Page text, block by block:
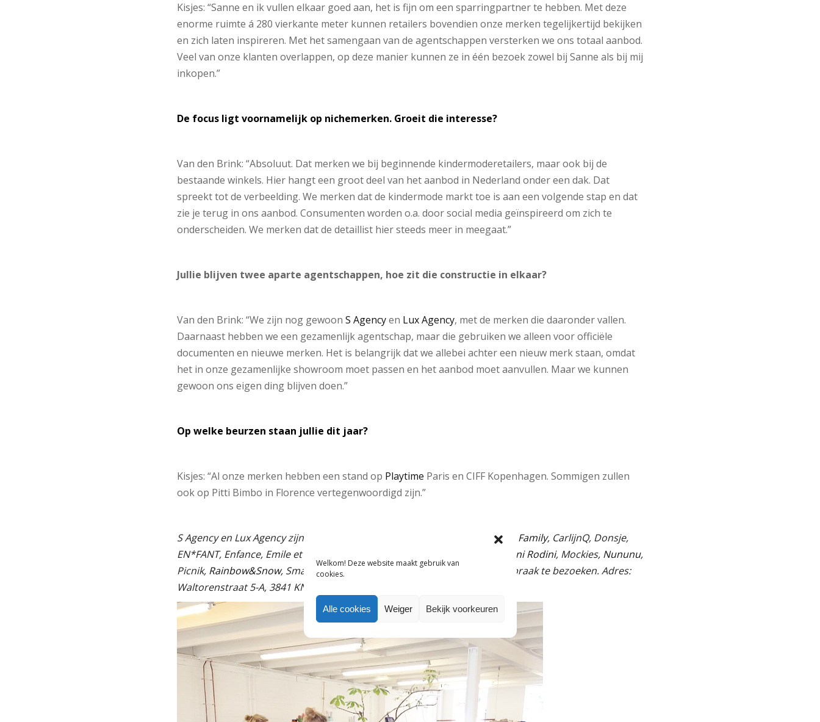
Welkom! Deze website maakt gebruik van
cookies.
Alle cookies Weiger Bekijk voorkeuren
Kisjes: “Sanne en ik vullen elkaar goed aan, het is fijn om een sparringpartner te hebben. Met deze
enorme ruimte á 280 vierkante meter kunnen retailers bovendien onze merken tegelijkertijd bekijken
en zich laten inspireren. Met het samengaan van de agentschappen versterken we ons totaal aanbod.
Veel van onze klanten overlappen, op deze manier kunnen ze in één bezoek zowel bij Sanne als bij mij
inkopen.”
De focus ligt voornamelijk op nichemerken. Groeit die interesse?
Van den Brink: “Absoluut. Dat merken we bij beginnende kindermoderetailers, maar ook bij de
bestaande winkels. Hier hangt een groot deel van het aanbod in Nederland onder een dak. Dat
spreekt tot de verbeelding. We merken dat de kindermode markt toe is aan een volgende stap en dat
zie je terug in ons aanbod. Consumenten worden o.a. door social media geïnspireerd om zich te
onderscheiden. We merken dat de detaillist hier steeds meer in meegaat.”
Jullie blijven twee aparte agentschappen, hoe zit die constructie in elkaar?
Van den Brink: “We zijn nog gewoon S Agencyen Lux Agency, met de merken die daaronder vallen.
Daarnaast hebben we een gezamenlijk agentschap, maar die gebruiken we alleen voor officiële
documenten en nieuwe merken. Het is belangrijk dat we allebei achter een nieuw merk staan, omdat
het in onze gezamenlijke showroom moet passen en het aanbod moet aanvullen. Maar we kunnen
gewoon ons eigen ding blijven doen.”
Op welke beurzen staan jullie dit jaar?
Kisjes: “Al onze merken hebben een stand op Playtime Paris en CIFF Kopenhagen. Sommigen zullen
ook op Pitti Bimbo in Florence vertegenwoordigd zijn.”
S Agency en Lux Agency zijn agenten voor de kindermodemerken 1+in the Family, CarlijnQ, Donsje,
EN*FANT, Enfance, Emile et Ida, FUB, Gro Company, Lennebelle Petites,
Mini Rodini, Mockies, Nununu,
Picnik, Rainbow&Snow, Small Rags, Soft Gallery en Tiny Cottons en op afspraak te bezoeken. Adres:
Waltorenstraat 5-A, 3841 KN in Harderwijk.